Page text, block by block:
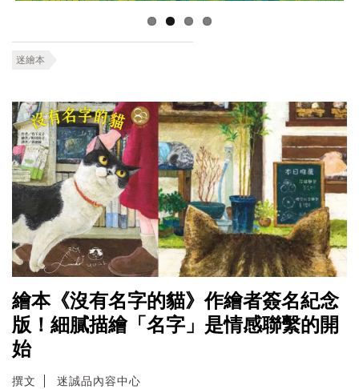
迷繪本
繪本《沒有名字的貓》作繪者簽名紀念
版！細膩描繪「名字」是情感聯繫的開
始
撰文 迷誠品內容中心